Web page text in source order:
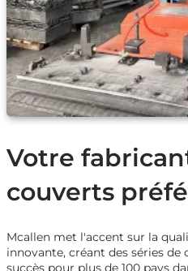
Votre
couverts
Mcallen met l'accent sur la
innovante, créant des séries de
succès pour plus de 100 pays